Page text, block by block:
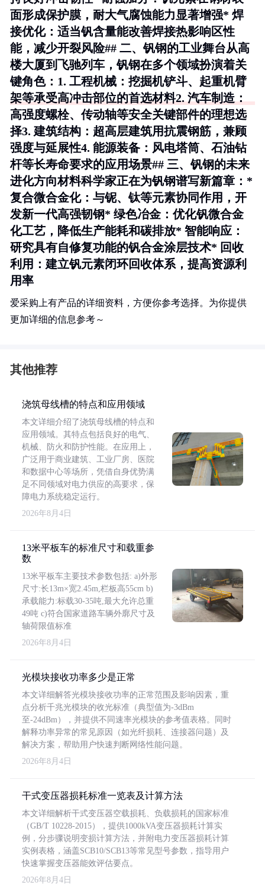
面形成保护膜，耐大气腐蚀能力显著增强* 焊
接优化：适当钒含量能改善焊接热影响区性
能，减少开裂风险## 二、钒钢的工业舞台从高
楼大厦到飞驰列车，钒钢在多个领域扮演着关
键角色：1. 工程机械 ：挖掘机铲斗、起重机臂
架等承受高冲击部位的首选材料2. 汽车制造 ：
高强度螺栓、传动轴等安全关键部件的理想选
择3. 建筑结构 ：超高层建筑用抗震钢筋，兼顾
强度与延展性4. 能源装备 ：风电塔筒、石油钻
杆等长寿命要求的应用场景## 三、钒钢的未来
进化方向材料科学家正在为钒钢谱写新篇章：*
复合微合金化：与铌、钛等元素协同作用，开
发新一代高强韧钢* 绿色冶金：优化钒微合金
化工艺，降低生产能耗和碳排放* 智能响应 ：
研究具有自修复功能的钒合金涂层技术* 回收
利用 ：建立钒元素闭环回收体系，提高资源利
用率
爱采购上有产品的详细资料，方便你参考选择。为你提供
更加详细的信息参考～
其他推荐
浇筑母线槽的特点和应用领域
本文详细介绍了浇筑母线槽的特点和
应用领域。其特点包括良好的电气、
机械、防火和防护性能。在应用上，
广泛用于商业建筑、工业厂房、医院
和数据中心等场所，凭借自身优势满
足不同领域对电力供应的高要求，保
障电力系统稳定运行。
2026年8月4日
13米平板车的标准尺寸和载重参
数
13米平板车主要技术参数包括: a)外形
尺寸:长13m×宽2.45m,栏板高55cm b)
承载能力:标载30-35吨,最大允许总重
49吨 c)符合国家道路车辆外廓尺寸及
轴荷限值标准
2026年8月4日
光模块接收功率多少是正常
本文详细解答光模块接收功率的正常范围及影响因素，重
点分析千兆光模块的收光标准（典型值为-3dBm
至-24dBm），并提供不同速率光模块的参考值表格。同时
解释功率异常的常见原因（如光纤损耗、连接器问题）及
解决方案，帮助用户快速判断网络性能问题。
2026年8月4日
干式变压器损耗标准一览表及计算方法
本文详细解析干式变压器空载损耗、负载损耗的国家标准
（GB/T 10228-2015），提供1000kVA变压器损耗计算实
例，分步骤说明变损计算方法，并附电力变压器损耗计算
实例表格，涵盖SCB10/SCB13等常见型号参数，指导用户
快速掌握变压器能效评估要点。
2026年8月4日